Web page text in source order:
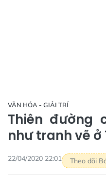
VĂN HÓA - GIẢI TRÍ
Thiên đường
như tranh vẽ ở
22/04/2020 22:01 Theo dõi